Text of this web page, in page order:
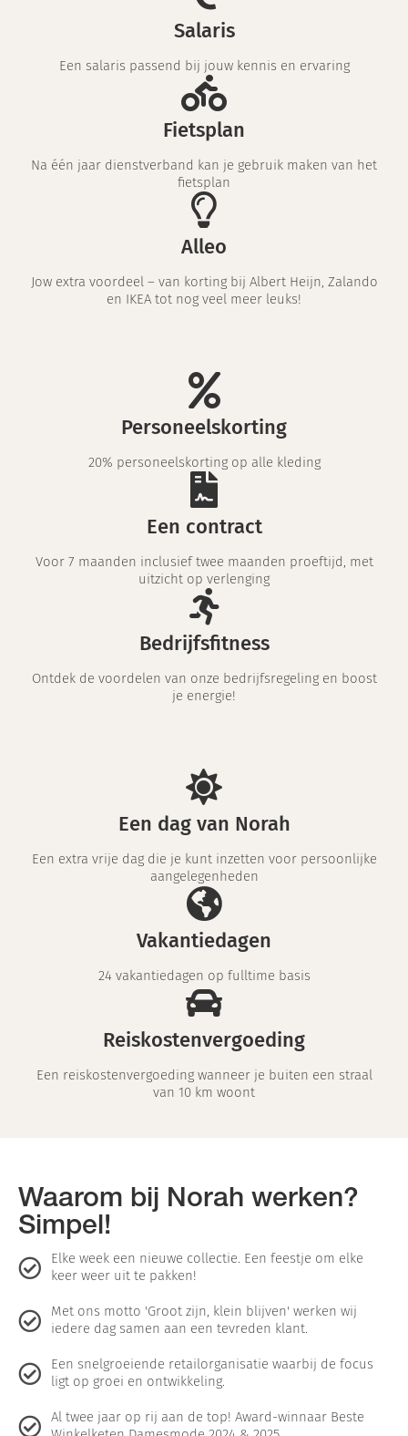
Salaris
Een salaris passend bij jouw kennis en ervaring
Fietsplan
Na één jaar dienstverband kan je gebruik maken van het
fietsplan
Alleo
Jow extra voordeel – van korting bij Albert Heijn, Zalando
en IKEA tot nog veel meer leuks!
Personeelskorting
20% personeelskorting op alle kleding
Een contract
Voor 7 maanden inclusief twee maanden proeftijd, met
uitzicht op verlenging
Bedrijfsfitness
Ontdek de voordelen van onze bedrijfsregeling en boost
je energie!
Een dag van Norah
Een extra vrije dag die je kunt inzetten voor persoonlijke
aangelegenheden
Vakantiedagen
24 vakantiedagen op fulltime basis
Reiskostenvergoeding
Een reiskostenvergoeding wanneer je buiten een straal
van 10 km woont
Waarom bij Norah werken?
Simpel!
Elke week een nieuwe collectie. Een feestje om elke
keer weer uit te pakken!
Met ons motto 'Groot zijn, klein blijven' werken wij
iedere dag samen aan een tevreden klant.
Een snelgroeiende retailorganisatie waarbij de focus
ligt op groei en ontwikkeling.
Al twee jaar op rij aan de top! Award-winnaar Beste